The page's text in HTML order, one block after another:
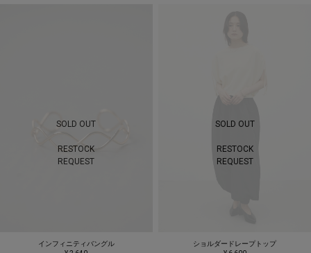
SOLD OUT
RESTOCK
REQUEST
インフィニティバングル
SOLD OUT
RESTOCK
REQUEST
ショルダードレープトップ